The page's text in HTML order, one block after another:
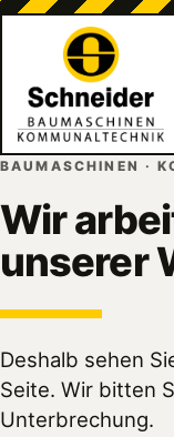
BAUMASCHINEN ·
Wir
unserer
Deshalb sehen
Seite. Wir bitten
Unterbrechung.